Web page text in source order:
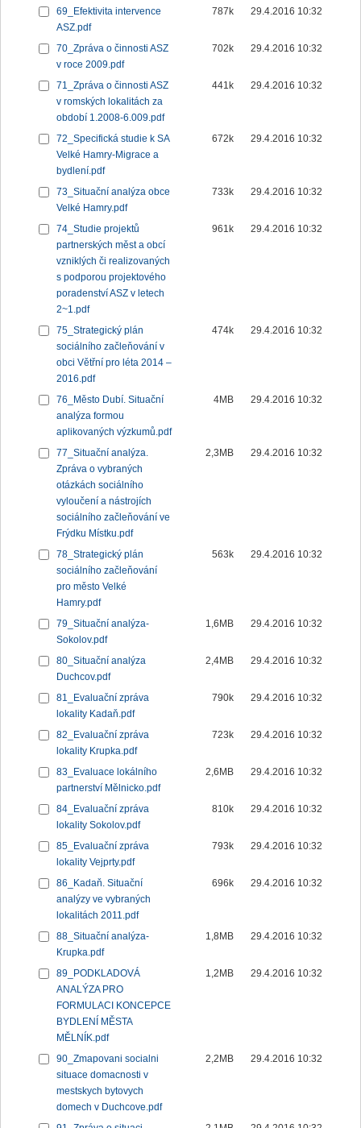
69_Efektivita intervence
ASZ.pdf
787k 29.4.2016 10:32
70_Zpráva o činnosti ASZ
v roce 2009.pdf
702k 29.4.2016 10:32
71_Zpráva o činnosti ASZ
v romských lokalitách za
období 1.2008-6.009.pdf
441k 29.4.2016 10:32
72_Specifická studie k SA
Velké Hamry-Migrace a
bydlení.pdf
672k 29.4.2016 10:32
73_Situační analýza obce
Velké Hamry.pdf
733k 29.4.2016 10:32
74_Studie projektů
partnerských měst a obcí
vzniklých či realizovaných
s podporou projektového
poradenství ASZ v letech
2~1.pdf
961k 29.4.2016 10:32
75_Strategický plán
sociálního začleňování v
obci Větřní pro léta 2014 –
2016.pdf
474k 29.4.2016 10:32
76_Město Dubí. Situační
analýza formou
aplikovaných výzkumů.pdf
4MB 29.4.2016 10:32
77_Situační analýza.
Zpráva o vybraných
otázkách sociálního
vyloučení a nástrojích
sociálního začleňování ve
Frýdku Místku.pdf
2,3MB 29.4.2016 10:32
78_Strategický plán
sociálního začleňování
pro město Velké
Hamry.pdf
563k 29.4.2016 10:32
79_Situační analýza-
Sokolov.pdf
1,6MB 29.4.2016 10:32
80_Situační analýza
Duchcov.pdf
2,4MB 29.4.2016 10:32
81_Evaluační zpráva
lokality Kadaň.pdf
790k 29.4.2016 10:32
82_Evaluační zpráva
lokality Krupka.pdf
723k 29.4.2016 10:32
83_Evaluace lokálního
partnerství Mělnicko.pdf
2,6MB 29.4.2016 10:32
84_Evaluační zpráva
lokality Sokolov.pdf
810k 29.4.2016 10:32
85_Evaluační zpráva
lokality Vejprty.pdf
793k 29.4.2016 10:32
86_Kadaň. Situační
analýzy ve vybraných
lokalitách 2011.pdf
696k 29.4.2016 10:32
88_Situační analýza-
Krupka.pdf
1,8MB 29.4.2016 10:32
89_PODKLADOVÁ
ANALÝZA PRO
FORMULACI KONCEPCE
BYDLENÍ MĚSTA
MĚLNÍK.pdf
1,2MB 29.4.2016 10:32
90_Zmapovani socialni
situace domacnosti v
mestskych bytovych
domech v Duchcove.pdf
2,2MB 29.4.2016 10:32